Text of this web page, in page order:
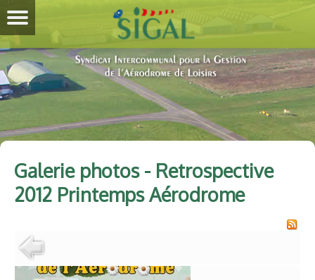
Galerie photos - Retrospective
2012 Printemps Aérodrome